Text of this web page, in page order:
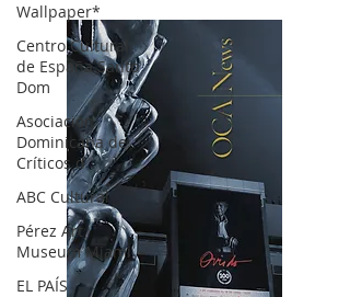
Wallpaper*
Centro Cultural
de España Santo
Dom
Asociación
Dominicana de
Críticos d
ABC Cultural
Pérez Art
Museum Miami
EL PAÍS